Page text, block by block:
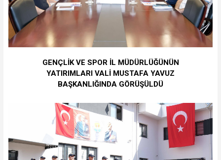
GENÇLİK VE SPOR İL MÜDÜRLÜĞÜNÜN
YATIRIMLARI VALİ MUSTAFA YAVUZ
BAŞKANLIĞINDA GÖRÜŞÜLDÜ